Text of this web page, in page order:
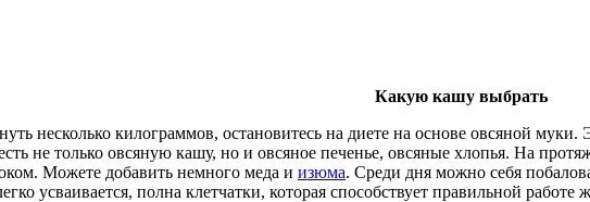
Какую кашу выбрать
несколько килограммов, остановитесь на диете на основе овсяной
не только овсяную кашу, но и овсяное печенье, овсяные хлопья. На
Можете добавить немного меда и изюма. Среди дня можно себя
усваивается, полна клетчатки, которая способствует правильной